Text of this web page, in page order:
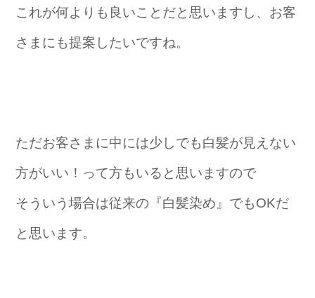
これが何よりも良いことだと思いますし、お客
さまにも提案したいですね。
ただお客さまに中には少しでも白髪が見えない
方がいい！って方もいると思いますので
そういう場合は従来の『白髪染め』でもOKだ
と思います。